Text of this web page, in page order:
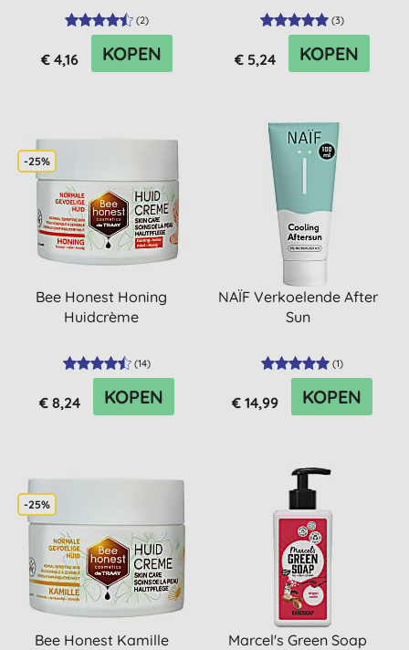
(2)
€ 4,16 KOPEN
(3)
€ 5,24 KOPEN
-25%
Bee Honest Honing
Huidcrème
(14)
€ 8,24 KOPEN
NAÏF Verkoelende After
Sun
(1)
€ 14,99 KOPEN
-25%
Bee Honest Kamille
Marcel's Green Soap